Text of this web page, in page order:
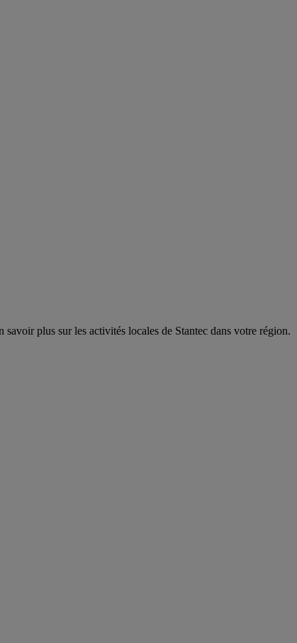
plus sur les activités locales de Stantec dans votre région.